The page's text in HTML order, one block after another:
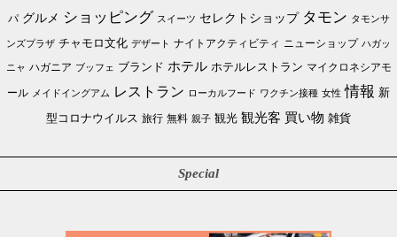
パ グルメ ショッピング スイーツ セレクトショップ タモン タモンサ
ンズプラザ チャモロ文化 デザート ナイトアクティビティ ニューショップ ハガッ
ニャ ハガニア ブッフェ ブランド ホテル ホテルレストラン マイクロネシアモ
ール メイドイングアム レストラン ローカルフード ワクチン接種 女性 情報 新
型コロナウイルス 旅行 無料 親子 観光 観光客 買い物 雑貨
Special